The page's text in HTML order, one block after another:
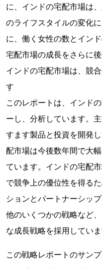
に、インドの宅配市場は
のライフスタイルの変化
に、働く女性の数とイン
宅配市場の成長をさらに後
インドの宅配市場は、競
す
このレポートは、インド
ーし、分析しています。
すます製品と投資を開発
配市場は今後数年間で大
ています。インドの宅配
で競争上の優位性を得る
ションとパートナーシッ
他のいくつかの戦略など
な成長戦略を採用していま
この戦略レポートのサン